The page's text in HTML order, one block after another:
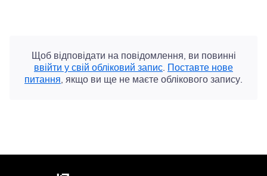
Щоб відповідати на повідомлення, ви повинні
ввійти у свій обліковий запис. Поставте нове
питання, якщо ви ще не маєте облікового запису.